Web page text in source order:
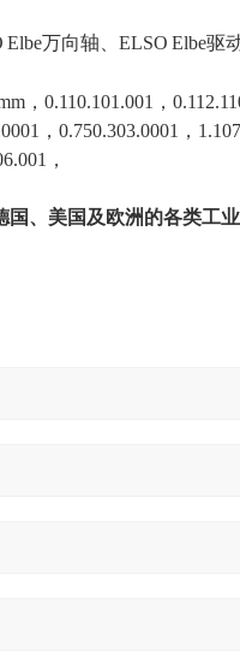
Elbe万向轴、ELSO Elbe驱
，0.110.101.001，
，0.750.303.0001，
，
、美国及欧洲的各类工